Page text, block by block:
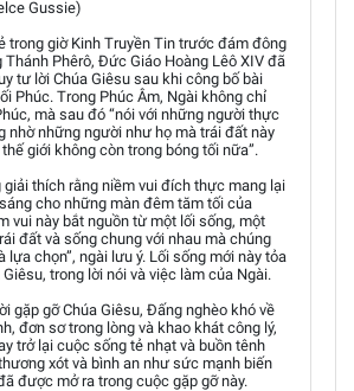
Gussie)
trong giờ Kinh Truyền Tin trước đám đông
Thánh Phêrô, Đức Giáo Hoàng Lêô XIV đã
tư lời Chúa Giêsu sau khi công bố bài
Phúc. Trong Phúc Âm, Ngài không chỉ
mà sau đó “nói với những người thực
nhờ những người như họ mà trái đất này
giới không còn trong bóng tối nữa”.
thích rằng niềm vui đích thực mang lại
cho những màn đêm tăm tối của
vui này bắt nguồn từ một lối sống, một
đất và sống chung với nhau mà chúng
lựa chọn”, ngài lưu ý. Lối sống mới này tỏa
trong lời nói và việc làm của Ngài.
gặp gỡ Chúa Giêsu, Đấng nghèo khó về
đơn sơ trong lòng và khao khát công lý,
trở lại cuộc sống tẻ nhạt và buồn tênh
xót và bình an như sức mạnh biến
được mở ra trong cuộc gặp gỡ này.